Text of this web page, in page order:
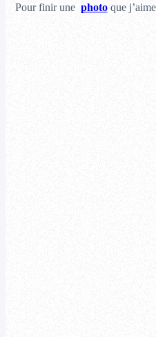
Pour finir une photoque